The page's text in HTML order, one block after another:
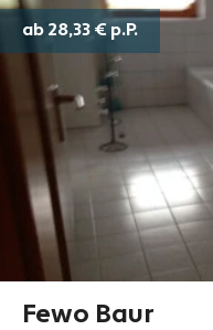
Fewo Baur
ab 28,33 € p.P.